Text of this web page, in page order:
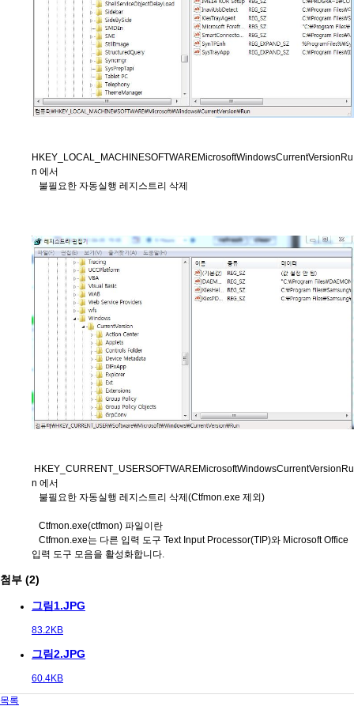
HKEY_LOCAL_MACHINESOFTWAREMicrosoftWindowsCurrentVersionRu
n 에서
불필요한 자동실행 레지스트리 삭제
HKEY_CURRENT_USERSOFTWAREMicrosoftWindowsCurrentVersionRu
n 에서
불필요한 자동실행 레지스트리 삭제(Ctfmon.exe 제외)
Ctfmon.exe(ctfmon) 파일이란
Ctfmon.exe는 다른 입력 도구 Text Input Processor(TIP)와 Microsoft Office
입력 도구 모음을 활성화합니다.
첨부 (2)
그림1.JPG
83.2KB
그림2.JPG
60.4KB
목록